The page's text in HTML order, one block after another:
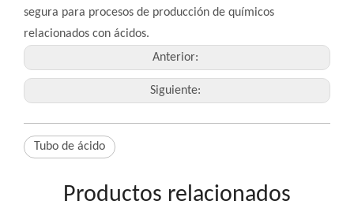
segura para procesos de producción de químicos
relacionados con ácidos.
Anterior:
Siguiente:
Tubo de ácido
Productos relacionados